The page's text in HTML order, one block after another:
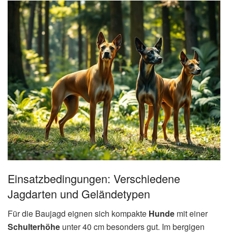
Einsatzbedingungen: Verschiedene
Jagdarten und Geländetypen
Für die Baujagd eignen sich kompakte Hunde mit einer
Schulterhöhe unter 40 cm besonders gut. Im bergigen